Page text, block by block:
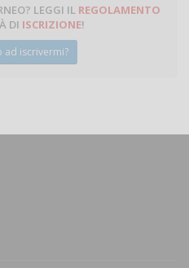
LEGGI IL REGOLAMENTO
DI ISCRIZIONE!
ad iscrivermi?